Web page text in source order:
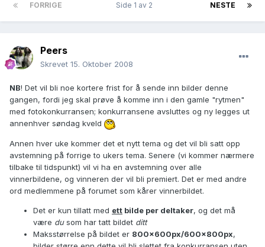
FORRIGE NESTE
Side 1 av 2
Peers
Skrevet 15. Oktober 2008
NB! Det vil bli noe kortere frist for å sende inn bilder denne
gangen, fordi jeg skal prøve å komme inn i den gamle "rytmen"
med fotokonkurransen; konkurransene avsluttes og ny legges ut
annenhver søndag kveld
Annen hver uke kommer det et nytt tema og det vil bli satt opp
avstemning på forrige to ukers tema. Senere (vi kommer nærmere
tilbake til tidspunkt) vil vi ha en avstemning over alle
vinnerbildene, og vinneren der vil bli premiert. Det er med andre
ord medlemmene på forumet som kårer vinnerbildet.
Det er kun tillatt med ett bilde per deltaker, og det må
være dusom har tatt bildet ditt
Maksstørrelse på bildet er 800x600px/600x800px,